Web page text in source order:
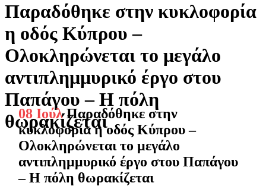
Παραδόθηκε στην κυκλοφορία
η οδός Κύπρου –
Ολοκληρώνεται το μεγάλο
αντιπλημμυρικό έργο στου
Παπάγου – Η πόλη
θωρακίζεται
08 ΙούλΠαραδόθηκε στην
κυκλοφορία η οδός Κύπρου –
Ολοκληρώνεται το μεγάλο
αντιπλημμυρικό έργο στου Παπάγου
– Η πόλη θωρακίζεται